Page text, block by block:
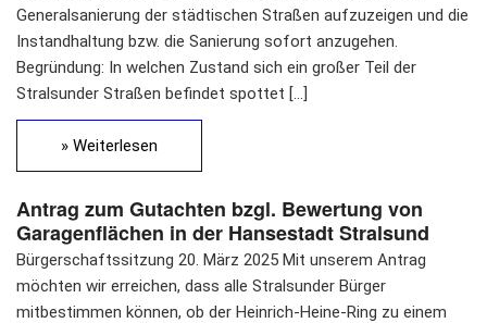
Generalsanierung der städtischen Straßen aufzuzeigen und die
Instandhaltung bzw. die Sanierung sofort anzugehen.
Begründung: In welchen Zustand sich ein großer Teil der
Stralsunder Straßen befindet spottet […]
» Weiterlesen
Antrag zum Gutachten bzgl. Bewertung von
Garagenflächen in der Hansestadt Stralsund
Bürgerschaftssitzung 20. März 2025 Mit unserem Antrag
möchten wir erreichen, dass alle Stralsunder Bürger
mitbestimmen können, ob der Heinrich-Heine-Ring zu einem